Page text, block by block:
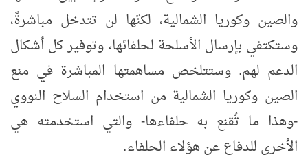
والصين وكوريا الشمالية، لكنّها لن تتدخل مباشرةً،
وستكتفي بإرسال الأسلحة لحلفائها، وتوفير كل أشكال
الدعم لهم. وستتلخص مساهمتها المباشرة في منع
الصين وكوريا الشمالية من استخدام السلاح النووي
-وهذا ما تُقنع به حلفاءها- والتي استخدمته هي
الأخرى للدفاع عن هؤلاء الحلفاء.